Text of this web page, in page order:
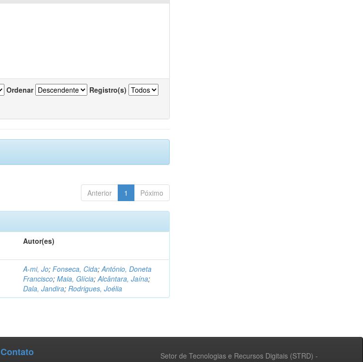
Ordenar Registro(s)
Anterior 1 Póximo
Autor(es)
A-mi, Jo;Fonseca, Cida;António, Doneta
Francisco;Maia, Glícia;Alcântara, Jaína;
Dala, Jandira;Rodrigues, Joélia
Setor de Tecnologias e Recursos Digitais (STRD) -
Contato